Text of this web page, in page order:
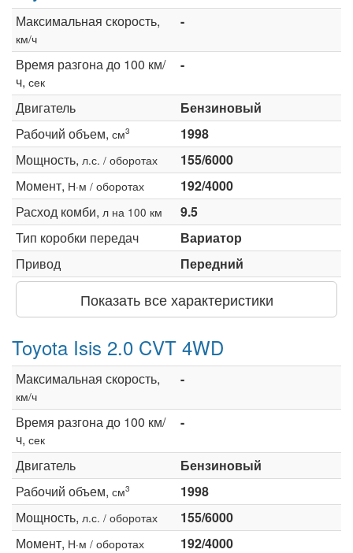
Максимальная скорость,
км/ч
-
Время разгона до 100 км/
ч, сек
-
Двигатель
Бензиновый
Рабочий объем, см3
1998
Мощность, л.с. / оборотах
155/6000
Момент, Н·м / оборотах
192/4000
Расход комби, л на 100 км
9.5
Тип коробки передач
Вариатор
Привод
Передний
Показать все характеристики
Toyota Isis 2.0 CVT 4WD
Максимальная скорость,
км/ч
-
Время разгона до 100 км/
ч, сек
-
Двигатель
Бензиновый
Рабочий объем, см3
1998
Мощность, л.с. / оборотах
155/6000
Момент, Н·м / оборотах
192/4000